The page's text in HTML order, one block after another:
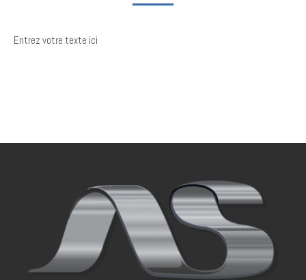
Entrez votre texte ici